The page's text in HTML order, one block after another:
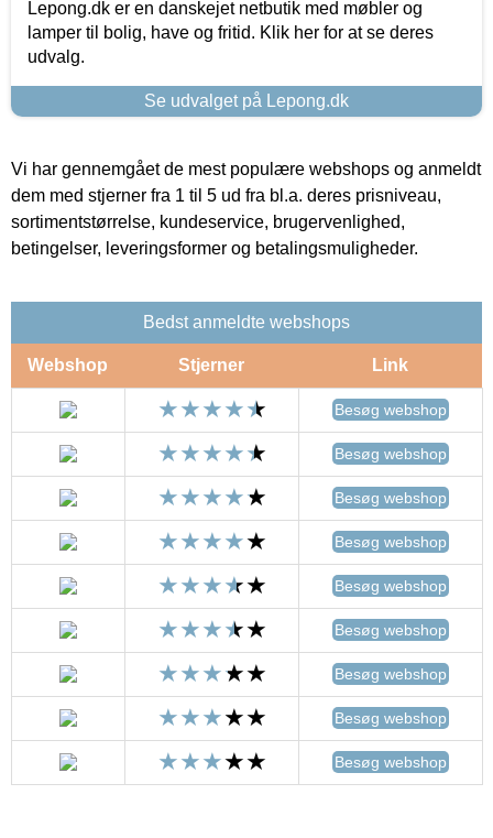
Lepong.dk er en danskejet netbutik med møbler og
lamper til bolig, have og fritid. Klik her for at se deres
udvalg.
Se udvalget på Lepong.dk
Vi har gennemgået de mest populære webshops og anmeldt
dem med stjerner fra 1 til 5 ud fra bl.a. deres prisniveau,
sortimentstørrelse, kundeservice, brugervenlighed,
betingelser, leveringsformer og betalingsmuligheder.
Bedst anmeldte webshops
Webshop Stjerner Link
Besøg webshop
Besøg webshop
Besøg webshop
Besøg webshop
Besøg webshop
Besøg webshop
Besøg webshop
Besøg webshop
Besøg webshop